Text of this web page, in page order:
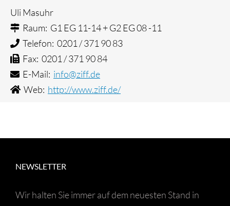
Uli Masuhr
Raum: G1 EG 11-14 + G2 EG 08 -11
Telefon: 0201 / 371 90 83
Fax: 0201 / 371 90 84
E-Mail: info@ziff.de
Web: http://www.ziff.de/
NEWSLETTER
Wir halten Sie immer auf dem neuesten Stand in